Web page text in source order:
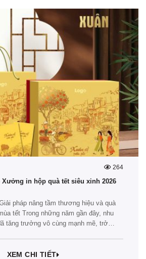
264
Xưởng in hộp quà tết siêu xinh 2026
pháp nâng tầm thương hiệu và quà
tết Trong những năm gần đây, nhu
tăng trưởng vô cùng mạnh mẽ, trở
XEM CHI TIẾT